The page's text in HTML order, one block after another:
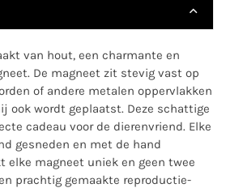
van hout, een charmante en
De magneet zit stevig vast op
of andere metalen oppervlakken
ook wordt geplaatst. Deze schattige
cadeau voor de dierenvriend. Elke
gesneden en met de hand
elke magneet uniek en geen twee
prachtig gemaakte reproductie-